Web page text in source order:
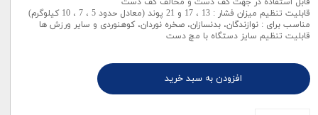
قابلیت تنظیم میزان فشار : 13 ، 17 و 21 پوند (معادل حدود 5 ، 7 ، 10 کیلوگرم)
مناسب برای : نوازندگان، بدنسازان، صخره نوردان، کوهنوردی و سایر ورزش ها
قابلیت تنظیم سایز دستگاه با مچ دست
افزودن به سبد خرید